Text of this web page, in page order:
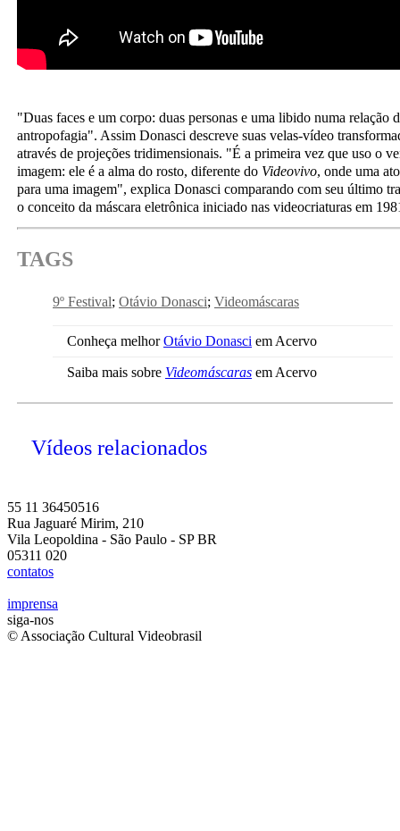
"Duas faces e um corpo: duas personas e uma libido numa relação
antropofagia". Assim Donasci descreve suas velas-vídeo
através de projeções tridimensionais. "É a primeira vez que uso o
imagem: ele é a alma do rosto, diferente do Videovivo, onde uma
para uma imagem", explica Donasci comparando com seu último
o conceito da máscara eletrônica iniciado nas videocriaturas em
TAGS
9º Festival Otávio Donasci Videomáscaras
Conheça melhorOtávio Donasci em Acervo
Saiba mais sobre Videomáscaras em Acervo
Vídeos relacionados
55 11 36450516
Rua Jaguaré Mirim, 210
Vila Leopoldina - São Paulo - SP BR
05311 020
contatos
imprensa
siga-nos
© Associação Cultural Videobrasil